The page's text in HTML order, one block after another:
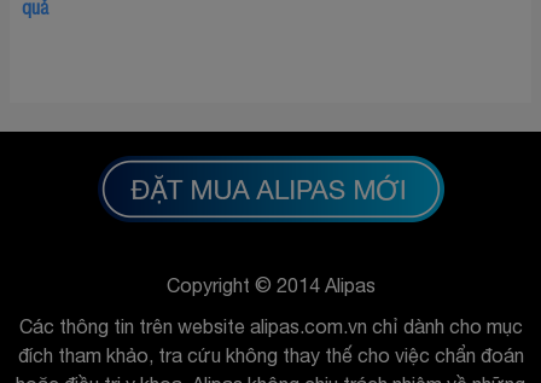
Copyright © 2014 Alipas
Các thông tin trên website alipas.com.vn chỉ dành cho mục
đích tham khảo, tra cứu không thay thế cho việc chẩn đoán